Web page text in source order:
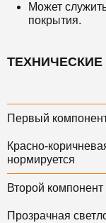
Может
покрытия.
Первый
Красно-
нормируется
Второй компонент
Прозрачная